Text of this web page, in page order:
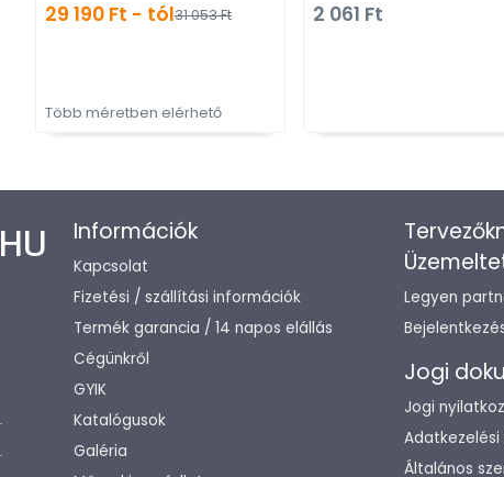
rozettás kilincs
29 190 Ft - tól31 053 Ft
Több méretben elérhető
fogas
2 061 Ft
HU Információk
Kapcsolat
Fizetési / szállítási információk
Termék garancia / 14 napos elállás
Cégünkről
GYIK
Katalógusok
Galéria
Legyen
Jogi
Jogi
Általános